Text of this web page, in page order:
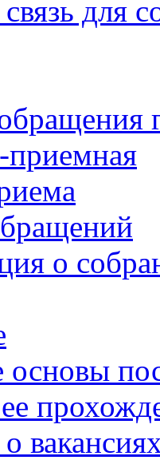
для
приемная
о
основы